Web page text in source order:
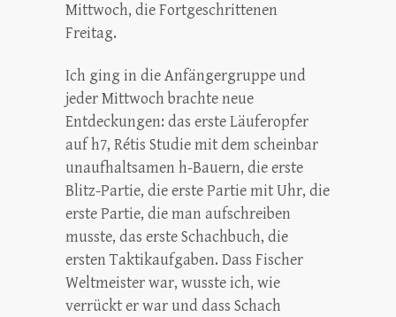
Mittwoch, die Fortgeschrittenen
Freitag.
Ich ging in die Anfängergruppe und
jeder Mittwoch brachte neue
Entdeckungen: das erste Läuferopfer
auf h7, Rétis Studie mit dem scheinbar
unaufhaltsamen h-Bauern, die erste
Blitz-Partie, die erste Partie mit Uhr, die
erste Partie, die man aufschreiben
musste, das erste Schachbuch, die
ersten Taktikaufgaben. Dass Fischer
Weltmeister war, wusste ich, wie
verrückt er war und dass Schach